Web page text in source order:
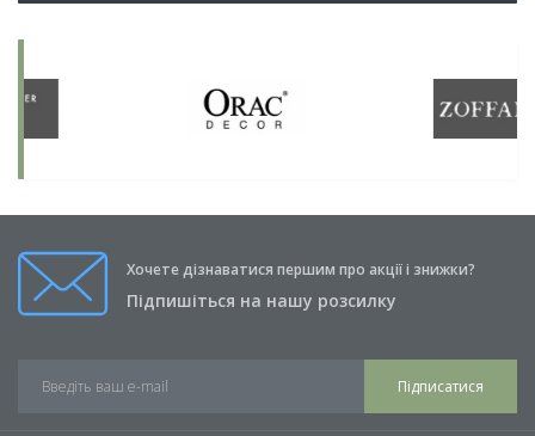
Хочете дізнаватися першим про акції і знижки?
Підпишіться на нашу розсилку
Підписатися